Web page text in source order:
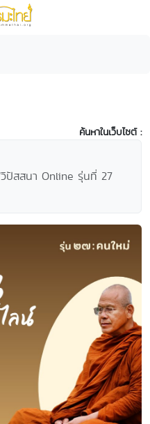
ค้นหาในเว็บไซต์ :
ปัสสนา Online รุ่นที่ 27